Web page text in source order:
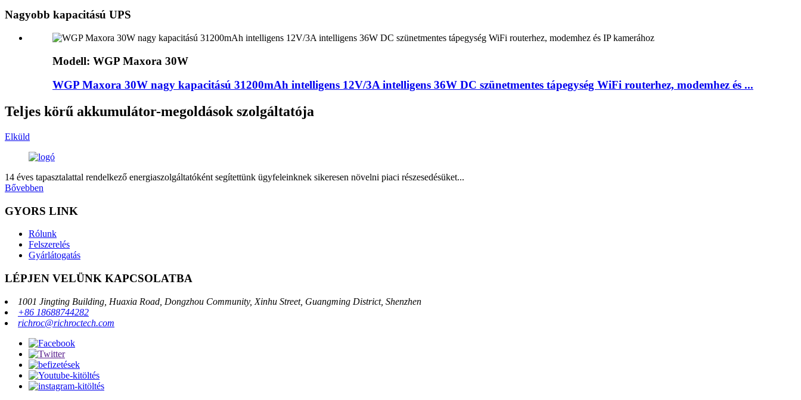
Nagyobb kapacitású UPS
Modell: WGP Maxora 30W
WGP Maxora 30W nagy kapacitású 31200mAh intelligens 12V/3A intelligens 36W DC szünetmentes tápegység WiFi routerhez, modemhez és ...
Teljes körű akkumulátor-megoldások szolgáltatója
Elküld
14 éves tapasztalattal rendelkező energiaszolgáltatóként segítettünk ügyfeleinknek sikeresen növelni piaci részesedésüket...
Bővebben
GYORS LINK
Rólunk
Felszerelés
Gyárlátogatás
LÉPJEN VELÜNK KAPCSOLATBA
1001 Jingting Building, Huaxia Road, Dongzhou Community, Xinhu Street, Guangming District, Shenzhen
+86 18688744282
richroc@richroctech.com